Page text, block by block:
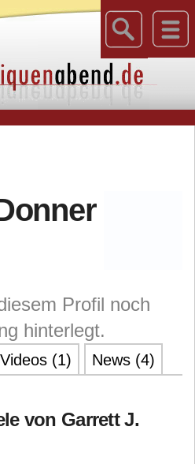
Profil noch
hinterlegt.
Videos (1) News (4)
von Garrett J.